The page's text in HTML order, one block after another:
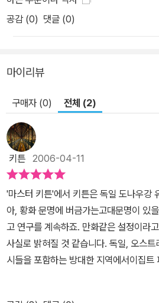
공감 (0) 댓글 (0)
마이리뷰
구매자 (0) 전체 (2)
키튼 2006-04-11
'마스터 키튼'에서 키튼은 독일 도나우강
아, 황화 문명에 버금가는고대문명이 있
고 연구를 계속하죠. 만화같은 설정이라
사실로 밝혀질 것 같습니다. 독일, 오스
시들을 포함하는 방대한 지역에서이집트
대형 사원들이 발굴되었다고 합니다. 자